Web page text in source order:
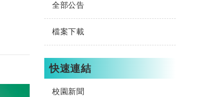
全部公告
檔案下載
快速連結
校園新聞